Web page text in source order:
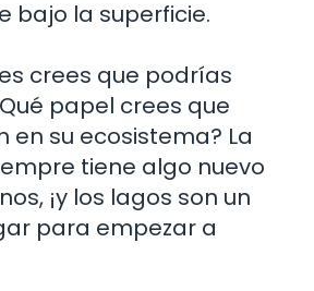
bajo la superficie.
crees que podrías
papel crees que
en su ecosistema? La
tiene algo nuevo
¡y los lagos son un
para empezar a